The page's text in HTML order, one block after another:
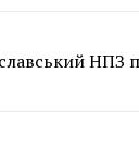
НПЗ